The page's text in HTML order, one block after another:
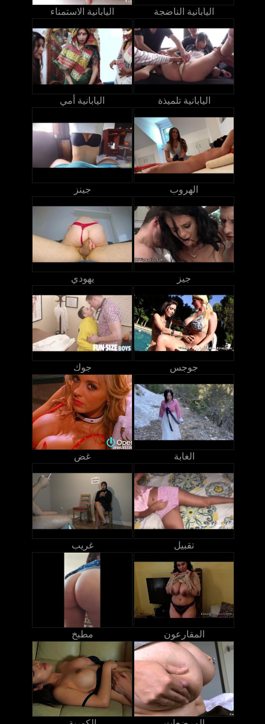
اليابانية الاستمناء اليابانية الناضجة
اليابانية أمي اليابانية تلميذة
جينز الهروب
يهودي جيز
جوك جوجس
غض الغابة
غريب تقبيل
مطبخ المقارعون